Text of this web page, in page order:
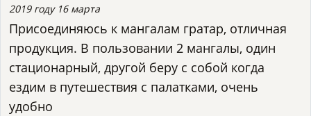
2019 году 16 марта
Присоединяюсь к мангалам гратар, отличная
продукция. В пользовании 2 мангалы, один
стационарный, другой беру с собой когда
ездим в путешествия с палатками, очень
удобно